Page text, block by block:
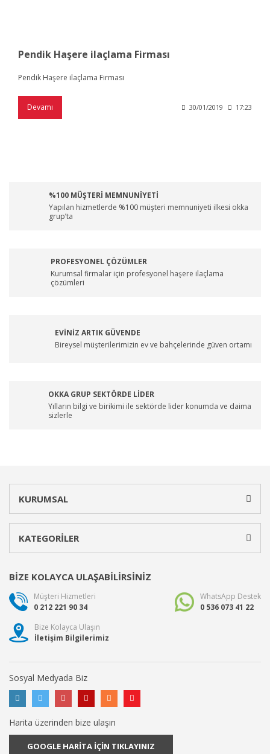
Pendik Haşere ilaçlama Firması
Pendik Haşere ilaçlama Firması
Devamı 30/01/2019 17:23
%100 MÜŞTERİ MEMNUNİYETİ
Yapılan hizmetlerde %100 müşteri memnuniyeti ilkesi okka
grup’ta
PROFESYONEL ÇÖZÜMLER
Kurumsal firmalar için profesyonel haşere ilaçlama
çözümleri
EVİNİZ ARTIK GÜVENDE
Bireysel müşterilerimizin ev ve bahçelerinde güven ortamı
OKKA GRUP SEKTÖRDE LİDER
Yılların bilgi ve birikimi ile sektörde lider konumda ve daima
sizlerle
KURUMSAL
KATEGORİLER
BİZE KOLAYCA ULAŞABİLİRSİNİZ
Müşteri Hizmetleri
0 212 221 90 34
WhatsApp Destek
0 536 073 41 22
Bize Kolayca Ulaşın
İletişim Bilgilerimiz
Sosyal Medyada Biz
Harita üzerinden bize ulaşın
GOOGLE HARİTA İÇİN TIKLAYINIZ